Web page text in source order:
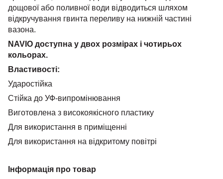
дощової або поливної води відводиться шляхом
відкручування гвинта переливу на нижній частині
вазона.
NAVIO доступна у двох розмірах і чотирьох
кольорах.
Властивості:
Ударостійка
Стійка до УФ-випромінювання
Виготовлена з високоякісного пластику
Для використання в приміщенні
Для використання на відкритому повітрі
Інформація про товар